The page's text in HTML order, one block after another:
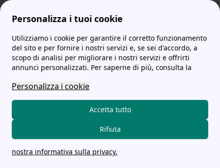
Personalizza i tuoi cookie
Utilizziamo i cookie per garantire il corretto funzionamento
del sito e per fornire i nostri servizi e, se sei d'accordo, a
scopo di analisi per migliorare i nostri servizi e offrirti
annunci personalizzati. Per saperne di più, consulta la
Personalizza i cookie
Accetta tutto
Rifiuta
nostra informativa sulla privacy.
tariffe-energia.it More Enel Voltura: quale offerta scegliere, la procedura, i costi e le tempistiche Enel Voltura per decesso: come farla, le tariffe, i costi e le tempistiche
Enel Voltura per decesso:
come farla, le tariffe, i
costi e le tempistiche